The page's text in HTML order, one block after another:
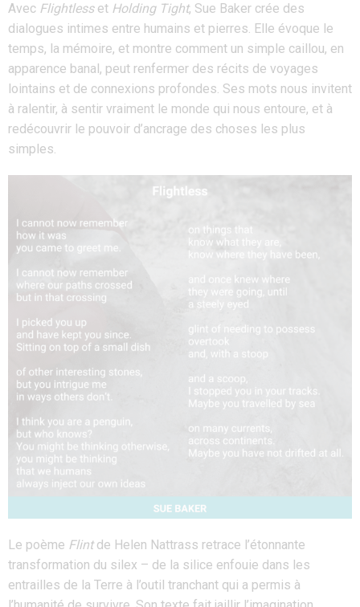
Avec Flightlesset Holding Tight, Sue Baker crée des
dialogues intimes entre humains et pierres. Elle évoque le
temps, la mémoire, et montre comment un simple caillou, en
apparence banal, peut renfermer des récits de voyages
lointains et de connexions profondes. Ses mots nous invitent
à ralentir, à sentir vraiment le monde qui nous entoure, et à
redécouvrir le pouvoir d’ancrage des choses les plus
simples.
Le poème Flintde Helen Nattrass retrace l’étonnante
transformation du silex – de la silice enfouie dans les
entrailles de la Terre à l’outil tranchant qui a permis à